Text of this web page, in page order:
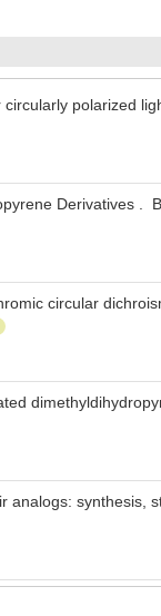
polarized
Derivatives .
circular
analogs: synthesis,